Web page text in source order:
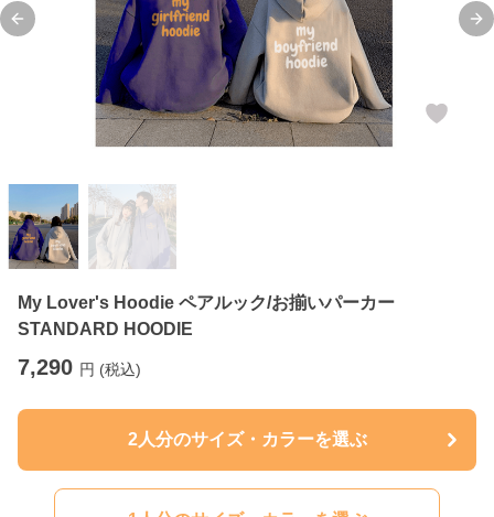
Previous slide
My Lover's Hoodie ペアルック/お揃いパーカー
STANDARD HOODIE
7,290 円 (税込)
2人分のサイズ・カラーを選ぶ